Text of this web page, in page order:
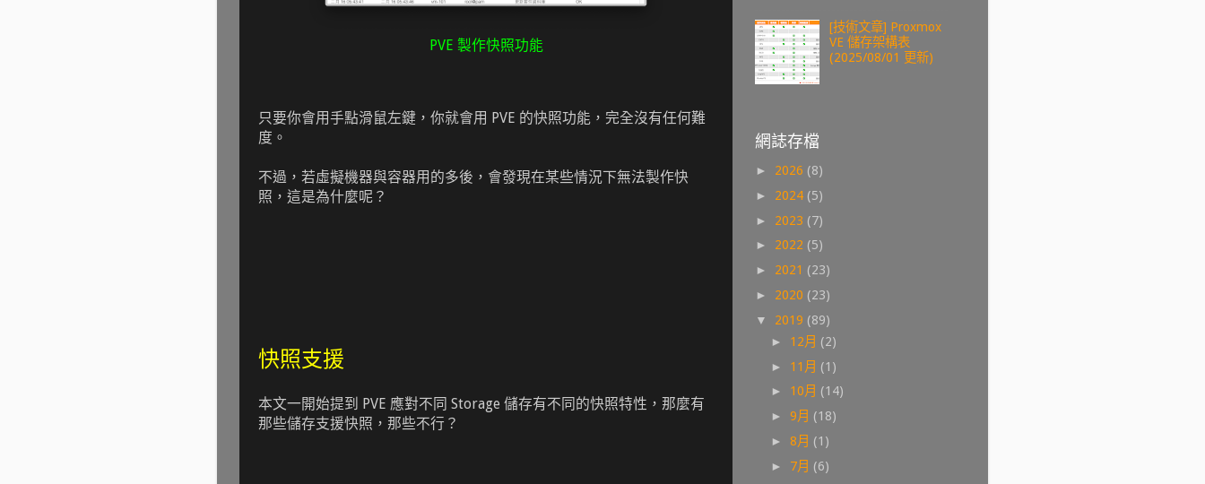
PVE 製作快照功能
只要你會用手點滑鼠左鍵，你就會用 PVE 的快照功能，完全沒有任何難
度。
不過，若虛擬機器與容器用的多後，會發現在某些情況下無法製作快
照，這是為什麼呢？
快照支援
本文一開始提到 PVE 應對不同 Storage 儲存有不同的快照特性，那麼有
那些儲存支援快照，那些不行？
[技術文章] Proxmox
VE 儲存架構表
(2025/08/01 更新)
網誌存檔
► 2026 (8)
► 2024 (5)
► 2023 (7)
► 2022 (5)
► 2021 (23)
► 2020 (23)
▼ 2019 (89)
► 12月 (2)
► 11月 (1)
► 10月 (14)
►9月 (18)
►8月 (1)
► 7月 (6)